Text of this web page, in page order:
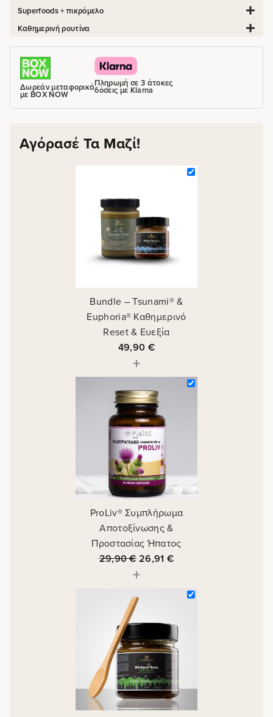
Superfoods + πικρόμελο
Καθημερινή ρουτίνα
Δωρεάν μεταφορικά
με BOX NOW
Πληρωμή σε 3 άτοκες
δόσεις με Klarna
Αγόρασέ Τα Μαζί!
Bundle – Tsunami® &
Euphoria® Καθημερινό
Reset & Ευεξία
49,90 €
+
ProLiv® Συμπλήρωμα
Αποτοξίνωσης &
Προστασίας Ήπατος
29,90€26,91€
+